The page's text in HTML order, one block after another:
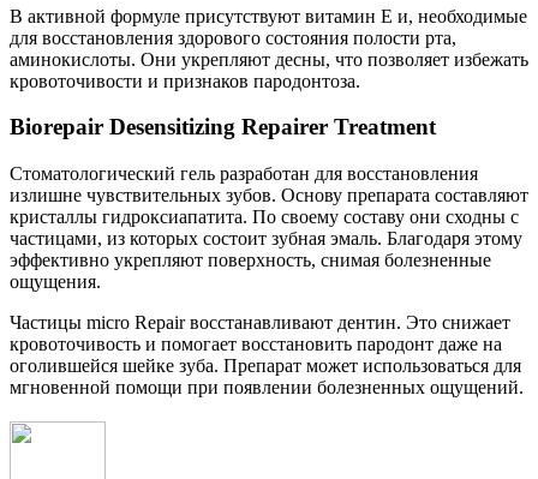
В активной формуле присутствуют витамин Е и, необходимые
для восстановления здорового состояния полости рта,
аминокислоты. Они укрепляют десны, что позволяет избежать
кровоточивости и признаков пародонтоза.
Biorepair Desensitizing Repairer Treatment
Стоматологический гель разработан для восстановления
излишне чувствительных зубов. Основу препарата составляют
кристаллы гидроксиапатита. По своему составу они сходны с
частицами, из которых состоит зубная эмаль. Благодаря этому
эффективно укрепляют поверхность, снимая болезненные
ощущения.
Частицы micro Repair восстанавливают дентин. Это снижает
кровоточивость и помогает восстановить пародонт даже на
оголившейся шейке зуба. Препарат может использоваться для
мгновенной помощи при появлении болезненных ощущений.